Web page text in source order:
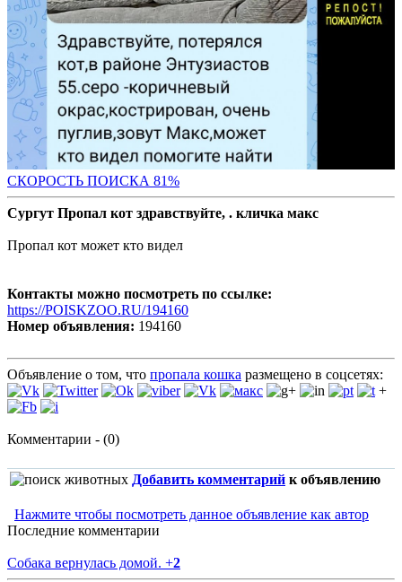
СКОРОСТЬ ПОИСКА 81%
Сургут Пропал кот здравствуйте, . кличка макс
Пропал кот может кто видел
Контакты можно посмотреть по ссылке:
https://POISKZOO.RU/194160
Номер объявления: 194160
Объявление о том, что пропала кошка размещено в соцсетях:
+
Комментарии - (0)
Добавить комментарий к объявлению
Нажмите чтобы посмотреть данное объявление как автор
Последние комментарии
Собака вернулась домой. +2